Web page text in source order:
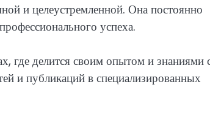
и целеустремленной. Она постоянно
успеха.
где делится своим опытом и знаниями
и публикаций в специализированных